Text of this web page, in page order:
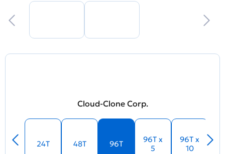
Cloud-Clone Corp.
24T 48T 96T
96T x
5
96T x
10